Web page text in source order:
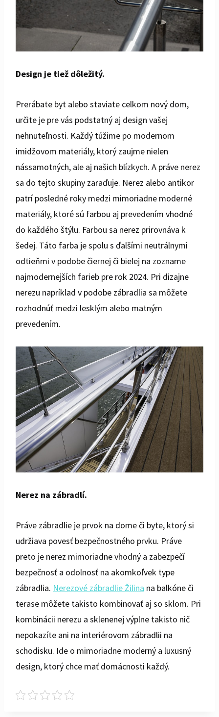
Design je tiež dôležitý.
Prerábate byt alebo staviate celkom nový dom,
určite je pre vás podstatný aj design vašej
nehnuteľnosti. Každý túžime po modernom
imidžovom materiály, ktorý zaujme nielen
nássamotných, ale aj našich blízkych. A práve nerez
sa do tejto skupiny zaraďuje. Nerez alebo antikor
patrí posledné roky medzi mimoriadne moderné
materiály, ktoré sú farbou aj prevedením vhodné
do každého štýlu. Farbou sa nerez prirovnáva k
šedej. Táto farba je spolu s ďalšími neutrálnymi
odtieňmi v podobe čiernej či bielej na zozname
najmodernejších farieb pre rok 2024. Pri dizajne
nerezu napríklad v podobe zábradlia sa môžete
rozhodnúť medzi lesklým alebo matným
prevedením.
Nerez na zábradlí.
Práve zábradlie je prvok na dome či byte, ktorý si
udržiava povesť bezpečnostného prvku. Práve
preto je nerez mimoriadne vhodný a zabezpečí
bezpečnosť a odolnosť na akomkoľvek type
zábradlia. Nerezové zábradlie Žilina na balkóne či
terase môžete takisto kombinovať aj so sklom. Pri
kombinácii nerezu a sklenenej výplne takisto nič
nepokazíte ani na interiérovom zábradlii na
schodisku. Ide o mimoriadne moderný a luxusný
design, ktorý chce mať domácnosti každý.